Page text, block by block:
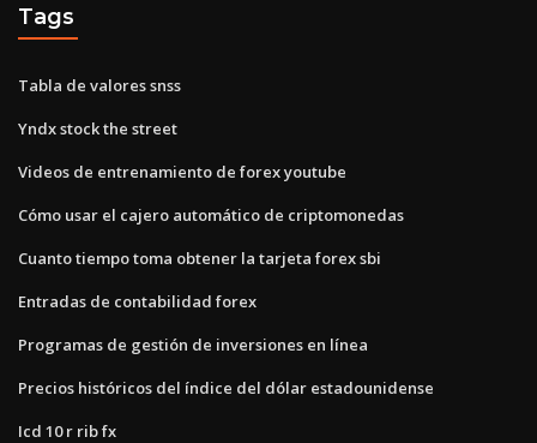
Tags
Tabla de valores snss
Yndx stock the street
Videos de entrenamiento de forex youtube
Cómo usar el cajero automático de criptomonedas
Cuanto tiempo toma obtener la tarjeta forex sbi
Entradas de contabilidad forex
Programas de gestión de inversiones en línea
Precios históricos del índice del dólar estadounidense
Icd 10 r rib fx